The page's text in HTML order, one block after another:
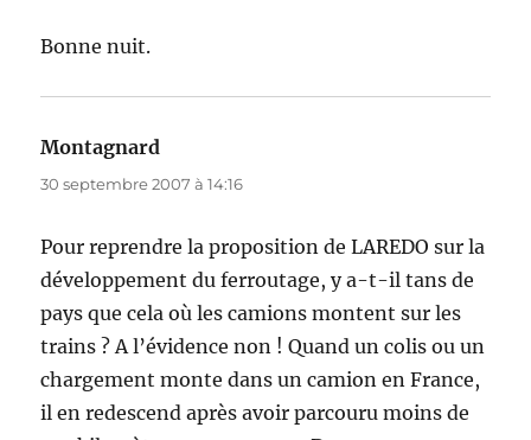
Bonne nuit.
Montagnard
30 septembre 2007 à 14:16
Pour reprendre la proposition de LAREDO sur la
développement du ferroutage, y a-t-il tans de
pays que cela où les camions montent sur les
trains ? A l’évidence non ! Quand un colis ou un
chargement monte dans un camion en France,
il en redescend après avoir parcouru moins de